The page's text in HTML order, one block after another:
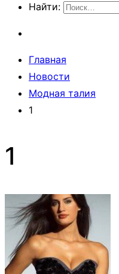
Найти:
Главная
Новости
Модная талия
1
1